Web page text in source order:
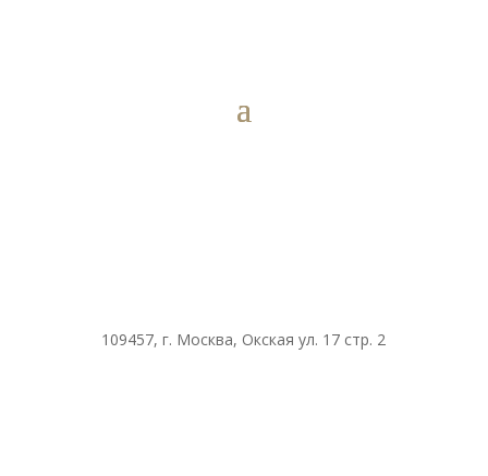
109457, г. Москва, Окская ул. 17 стр. 2